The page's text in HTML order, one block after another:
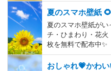
夏のスマホ壁紙
夏のスマホ壁紙が
チ・ひまわり・花
枚を無料で配布中✨
おしゃれ💗かわ